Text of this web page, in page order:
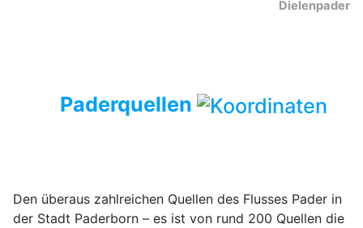
Dielenpader
Paderquellen
Den überaus zahlreichen Quellen des Flusses Pader in
der Stadt Paderborn – es ist von rund 200 Quellen die